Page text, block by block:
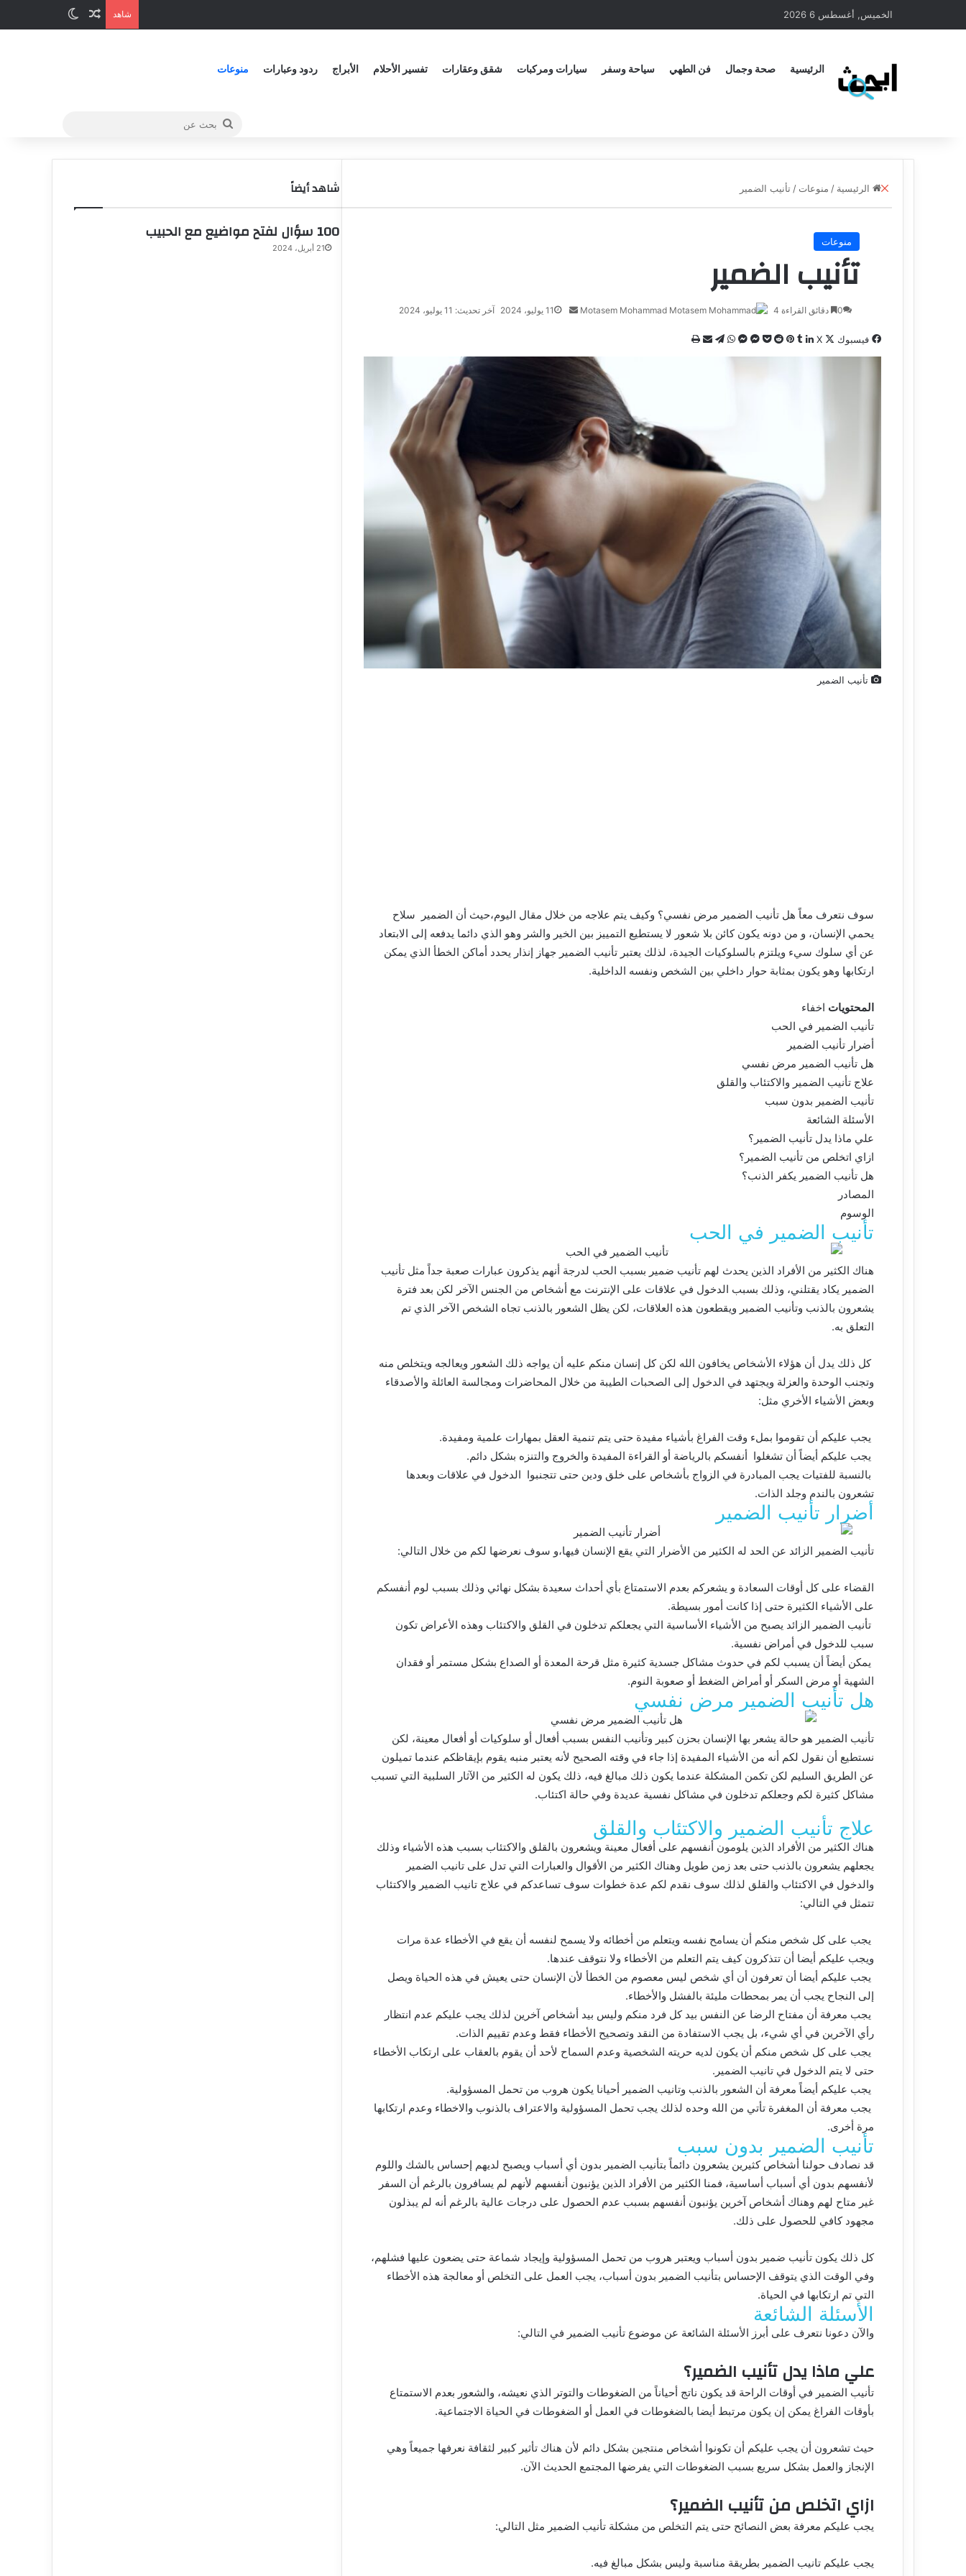
الخميس, أغسطس 6 2026 شاهد
الرئيسية صحة وجمال فن الطهي سياحة وسفر سيارات ومركبات شقق وعقارات تفسير الأحلام الأبراج ردود وعبارات منوعات
الرئيسية / منوعات / تأنيب الضمير
منوعات
تأنيب الضمير
Motasem Mohammad 11 يوليو، 2024 آخر تحديث: 11 يوليو، 2024 0 دقائق القراءة 4
فيسبوك X
تأنيب الضمير
سوف نتعرف معاً هل تأنيب الضمير مرض نفسي؟ وكيف يتم علاجه من خلال مقال اليوم،حيث أن الضمير سلاح
يحمي الإنسان، و من دونه يكون كائن بلا شعور لا يستطيع التمييز بين الخير والشر وهو الذي دائما يدفعه إلى الابتعاد
عن أي سلوك سيء ويلتزم بالسلوكيات الجيدة، لذلك يعتبر تأنيب الضمير جهاز إنذار يحدد أماكن الخطأ الذي يمكن
ارتكابها وهو يكون بمثابة حوار داخلي بين الشخص ونفسه الداخلية.
المحتويات اخفاء
تأنيب الضمير في الحب
أضرار تأنيب الضمير
هل تأنيب الضمير مرض نفسي
علاج تأنيب الضمير والاكتئاب والقلق
تأنيب الضمير بدون سبب
الأسئلة الشائعة
علي ماذا يدل تأنيب الضمير؟
ازاي اتخلص من تأنيب الضمير؟
هل تأنيب الضمير يكفر الذنب؟
المصادر
الوسوم
تأنيب الضمير في الحب
هناك الكثير من الأفراد الذين يحدث لهم تأنيب ضمير بسبب الحب لدرجة أنهم يذكرون عبارات صعبة جداً مثل تأنيب
الضمير يكاد يقتلني، وذلك بسبب الدخول في علاقات على الإنترنت مع أشخاص من الجنس الآخر لكن بعد فترة
يشعرون بالذنب وتأنيب الضمير ويقطعون هذه العلاقات، لكن يظل الشعور بالذنب تجاه الشخص الآخر الذي تم
التعلق به.
كل ذلك يدل أن هؤلاء الأشخاص يخافون الله لكن كل إنسان منكم عليه أن يواجه ذلك الشعور ويعالجه ويتخلص منه
وتجنب الوحدة والعزلة ويجتهد في الدخول إلى الصحبات الطيبة من خلال المحاضرات ومجالسة العائلة والأصدقاء
وبعض الأشياء الأخري مثل:
يجب عليكم أن تقوموا بملء وقت الفراغ بأشياء مفيدة حتى يتم تنمية العقل بمهارات علمية ومفيدة.
يجب عليكم أيضاً أن تشغلوا أنفسكم بالرياضة أو القراءة المفيدة والخروج والتنزه بشكل دائم.
بالنسبة للفتيات يجب المبادرة في الزواج بأشخاص على خلق ودين حتى تتجنبوا الدخول في علاقات وبعدها
تشعرون بالندم وجلد الذات.
أضرار تأنيب الضمير
تأنيب الضمير الزائد عن الحد له الكثير من الأضرار التي يقع الإنسان فيها،و سوف نعرضها لكم من خلال التالي:
القضاء على كل أوقات السعادة و يشعركم بعدم الاستمتاع بأي أحداث سعيدة بشكل نهائي وذلك بسبب لوم أنفسكم
على الأشياء الكثيرة حتى إذا كانت أمور بسيطة.
تأنيب الضمير الزائد يصبح من الأشياء الأساسية التي يجعلكم تدخلون في القلق والاكتئاب وهذه الأعراض تكون
سبب للدخول في أمراض نفسية.
يمكن أيضاً أن يسبب لكم في حدوث مشاكل جسدية كثيرة مثل قرحة المعدة أو الصداع بشكل مستمر أو فقدان
الشهية أو مرض السكر أو أمراض الضغط أو صعوبة النوم.
هل تأنيب الضمير مرض نفسي
تأنيب الضمير هو حالة يشعر بها الإنسان بحزن كبير وتأنيب النفس بسبب أفعال أو سلوكيات أو أفعال معينة، لكن
نستطيع أن نقول لكم أنه من الأشياء المفيدة إذا جاء في وقته الصحيح لأنه يعتبر منبه يقوم بإيقاظكم عندما تميلون
عن الطريق السليم لكن تكمن المشكلة عندما يكون ذلك مبالغ فيه، ذلك يكون له الكثير من الآثار السلبية التي تسبب
مشاكل كثيرة لكم وجعلكم تدخلون في مشاكل نفسية عديدة وفي حالة اكتئاب.
علاج تأنيب الضمير والاكتئاب والقلق
هناك الكثير من الأفراد الذين يلومون أنفسهم على أفعال معينة ويشعرون بالقلق والاكتئاب بسبب هذه الأشياء وذلك
يجعلهم يشعرون بالذنب حتى بعد زمن طويل وهناك الكثير من الأقوال والعبارات التي تدل على تانيب الضمير
والدخول في الاكتئاب والقلق لذلك سوف نقدم لكم عدة خطوات سوف تساعدكم في علاج تانيب الضمير والاكتئاب
تتمثل في التالي:
يجب على كل شخص منكم أن يسامح نفسه ويتعلم من أخطائه ولا يسمح لنفسه أن يقع في الأخطاء عدة مرات
ويجب عليكم أيضا أن تتذكرون كيف يتم التعلم من الأخطاء ولا نتوقف عندها.
يجب عليكم أيضا أن تعرفون أن أي شخص ليس معصوم من الخطأ لأن الإنسان حتى يعيش في هذه الحياة ويصل
إلى النجاح يجب أن يمر بمحطات مليئة بالفشل والأخطاء.
يجب معرفة أن مفتاح الرضا عن النفس بيد كل فرد منكم وليس بيد أشخاص آخرين لذلك يجب عليكم عدم انتظار
رأي الآخرين في أي شيء، بل يجب الاستفادة من النقد وتصحيح الأخطاء فقط وعدم تقييم الذات.
يجب على كل شخص منكم أن يكون لديه حريته الشخصية وعدم السماح لأحد أن يقوم بالعقاب على ارتكاب الأخطاء
حتى لا يتم الدخول في تانيب الضمير.
يجب عليكم أيضاً معرفة أن الشعور بالذنب وتانيب الضمير أحيانا يكون هروب من تحمل المسؤولية.
يجب معرفة أن المغفرة تأتي من الله وحده لذلك يجب تحمل المسؤولية والاعتراف بالذنوب والاخطاء وعدم ارتكابها
مرة أخرى.
تأنيب الضمير بدون سبب
قد نصادف حولنا أشخاص كثيرين يشعرون دائماً بتأنيب الضمير بدون أي أسباب ويصبح لديهم إحساس بالشك واللوم
لأنفسهم بدون أي أسباب أساسية، فمنا الكثير من الأفراد الذين يؤنبون أنفسهم لأنهم لم يسافرون بالرغم أن السفر
غير متاح لهم وهناك أشخاص آخرين يؤنبون أنفسهم بسبب عدم الحصول على درجات عالية بالرغم أنه لم يبذلون
مجهود كافي للحصول على ذلك.
كل ذلك يكون تأنيب ضمير بدون أسباب ويعتبر هروب من تحمل المسؤولية وإيجاد شماعة حتى يضعون عليها فشلهم،
وفي الوقت الذي يتوقف الإحساس بتأنيب الضمير بدون أسباب، يجب العمل على التخلص أو معالجة هذه الأخطاء
التي تم ارتكابها في الحياة.
الأسئلة الشائعة
والآن دعونا نتعرف على أبرز الأسئلة الشائعة عن موضوع تأنيب الضمير في التالي:
علي ماذا يدل تأنيب الضمير؟
تأنيب الضمير في أوقات الراحة قد يكون ناتج أحياناً من الضغوطات والتوتر الذي نعيشه، والشعور بعدم الاستمتاع
بأوقات الفراغ يمكن إن يكون مرتبط أيضا بالضغوطات في العمل أو الضغوطات في الحياة الاجتماعية.
حيث تشعرون أن يجب عليكم أن تكونوا أشخاص منتجين بشكل دائم لأن هناك تأثير كبير لثقافة نعرفها جميعاً وهي
الإنجاز والعمل بشكل سريع بسبب الضغوطات التي يفرضها المجتمع الحديث الآن.
ازاي اتخلص من تأنيب الضمير؟
يجب عليكم معرفة بعض النصائح حتى يتم التخلص من مشكلة تأنيب الضمير مثل التالي:
يجب عليكم تانيب الضمير بطريقة مناسبة وليس بشكل مبالغ فيه.
شاهد أيضاً
100 سؤال لفتح مواضيع مع الحبيب
21 أبريل، 2024